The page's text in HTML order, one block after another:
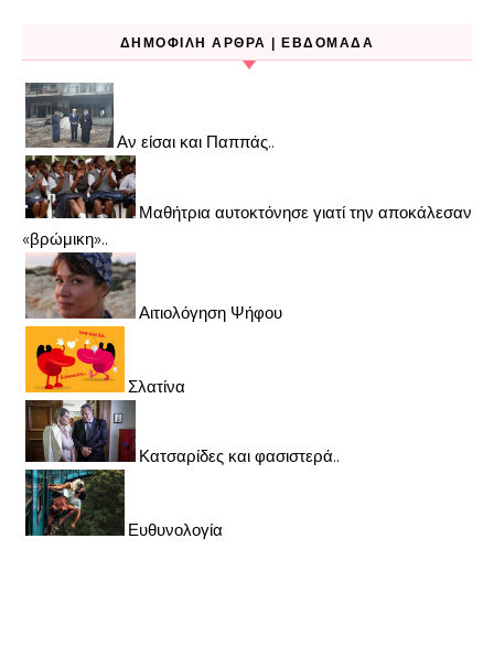
ΔΗΜΟΦΙΛΉ ΆΡΘΡΑ | ΕΒΔΟΜΆΔΑ
Αν είσαι και Παππάς..
Μαθήτρια αυτοκτόνησε γιατί την αποκάλεσαν
«βρώμικη»..
Αιτιολόγηση Ψήφου
Σλατίνα
Κατσαρίδες και φασιστερά..
Ευθυνολογία